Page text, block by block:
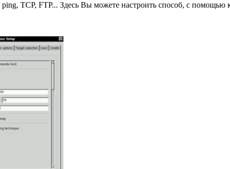
TCP, FTP... Здесь Вы можете настроить способ, с помощью